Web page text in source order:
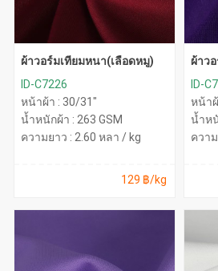
ผ้าวอร์มเทียมหนา(เลือดหมู)
ID-C7226
หน้าผ้า : 30/31"
น้ำหนักผ้า : 263 GSM
ความยาว : 2.60 หลา / kg
129 ฿/kg
ผ้าว
ID-
หน้า
น้ำห
ควา